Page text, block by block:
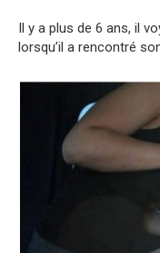
Il y a plus de 6 ans, il
lorsqu’il a rencontré